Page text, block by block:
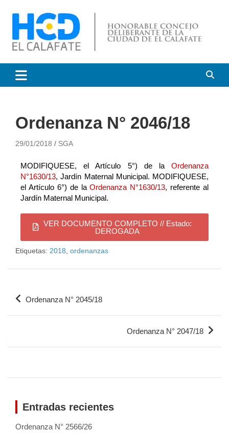
Honorable Concejo
Deliberante de El Calafate
Ordenanza N° 2046/18
29/01/2018 SGA
MODIFIQUESE, el Artículo 5°) de la Ordenanza
N°1630/13, Jardín Maternal Municipal. MODIFIQUESE,
el Artículo 6°) de laOrdenanza N°1630/13, referente al
Jardín Maternal Municipal.
VER DOCUMENTO COMPLETO // Estado:
DEROGADA
Etiquetas: 2018 ordenanzas
Ordenanza N° 2045/18
Ordenanza N° 2047/18
Entradas recientes
Ordenanza N° 2566/26